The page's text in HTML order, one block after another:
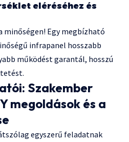
eléréséhez és
minőségen! Egy megbízható
infrapanel hosszabb
működést garantál, hosszú
Szakember
megoldások és a
egyszerű feladatnak